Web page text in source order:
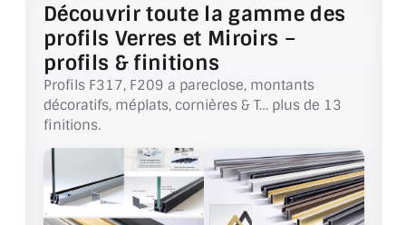
BOUTONS ET POIGNÉES
BARRES DE STABILISATION
JOINTS D'ÉTANCHÉITÉS
SYSTÈMES PIVOTANTS
SYSTÈMES COULISSANTS
Découvrir toute la gamme des
profils Verres et Miroirs –
profils & finitions
Profils F317, F209 a pareclose, montants
décoratifs, méplats, cornières & T… plus de 13
finitions.